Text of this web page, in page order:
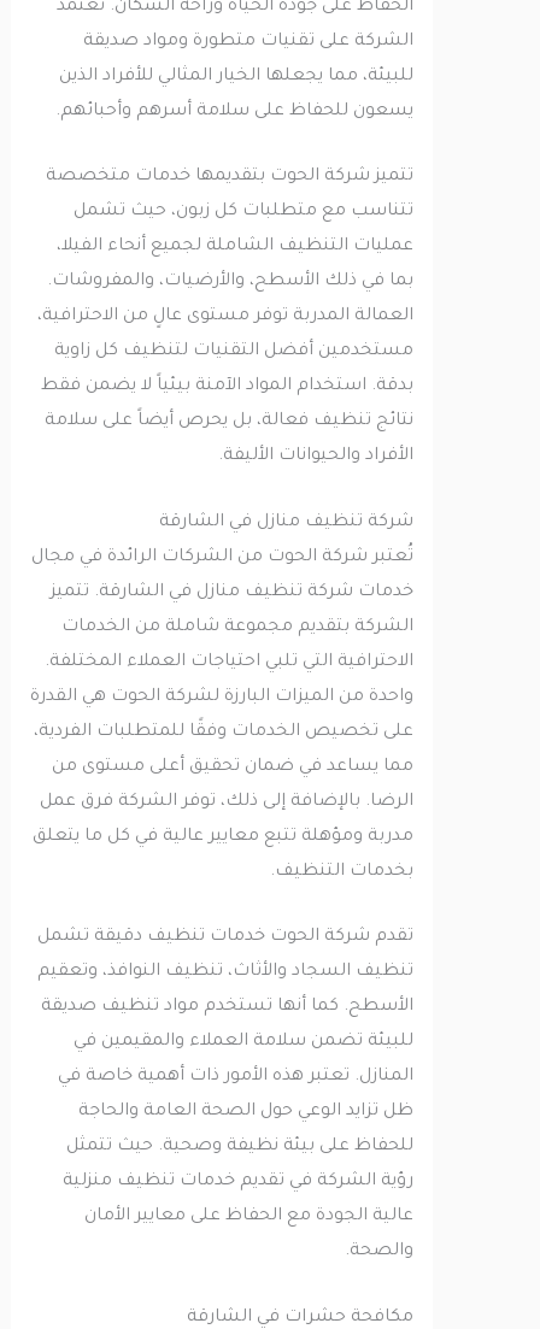
الحفاظ على جودة الحياة وراحة السكان. تعتمد
الشركة على تقنيات متطورة ومواد صديقة
للبيئة، مما يجعلها الخيار المثالي للأفراد الذين
يسعون للحفاظ على سلامة أسرهم وأحبائهم.
تتميز شركة الحوت بتقديمها خدمات متخصصة
تتناسب مع متطلبات كل زبون، حيث تشمل
عمليات التنظيف الشاملة لجميع أنحاء الفيلا،
بما في ذلك الأسطح، والأرضيات، والمفروشات.
العمالة المدربة توفر مستوى عالٍ من الاحترافية،
مستخدمين أفضل التقنيات لتنظيف كل زاوية
بدقة. استخدام المواد الآمنة بيئياً لا يضمن فقط
نتائج تنظيف فعالة، بل يحرص أيضاً على سلامة
الأفراد والحيوانات الأليفة.
شركة تنظيف منازل في الشارقة
تُعتبر شركة الحوت من الشركات الرائدة في مجال
خدمات شركة تنظيف منازل في الشارقة. تتميز
الشركة بتقديم مجموعة شاملة من الخدمات
الاحترافية التي تلبي احتياجات العملاء المختلفة.
واحدة من الميزات البارزة لشركة الحوت هي القدرة
على تخصيص الخدمات وفقًا للمتطلبات الفردية،
مما يساعد في ضمان تحقيق أعلى مستوى من
الرضا. بالإضافة إلى ذلك، توفر الشركة فرق عمل
مدربة ومؤهلة تتبع معايير عالية في كل ما يتعلق
بخدمات التنظيف.
تقدم شركة الحوت خدمات تنظيف دقيقة تشمل
تنظيف السجاد والأثاث، تنظيف النوافذ، وتعقيم
الأسطح. كما أنها تستخدم مواد تنظيف صديقة
للبيئة تضمن سلامة العملاء والمقيمين في
المنازل. تعتبر هذه الأمور ذات أهمية خاصة في
ظل تزايد الوعي حول الصحة العامة والحاجة
للحفاظ على بيئة نظيفة وصحية. حيث تتمثل
رؤية الشركة في تقديم خدمات تنظيف منزلية
عالية الجودة مع الحفاظ على معايير الأمان
والصحة.
مكافحة حشرات في الشارقة